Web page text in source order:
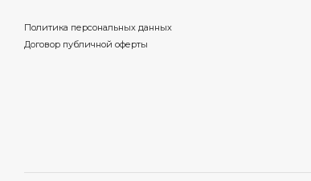
Политика персональных данных
Договор публичной оферты